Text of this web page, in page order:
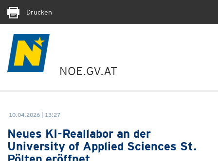
Drucken
NOE.GV.AT
10.04.2026 | 13:27
Neues KI-Reallabor an der
University of Applied Sciences St.